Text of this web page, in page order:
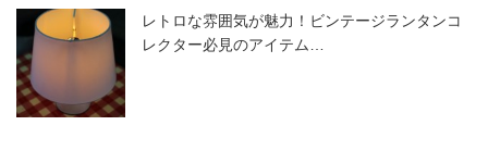
レトロな雰囲気が魅力！ビンテージランタンコ
レクター必見のアイテム…